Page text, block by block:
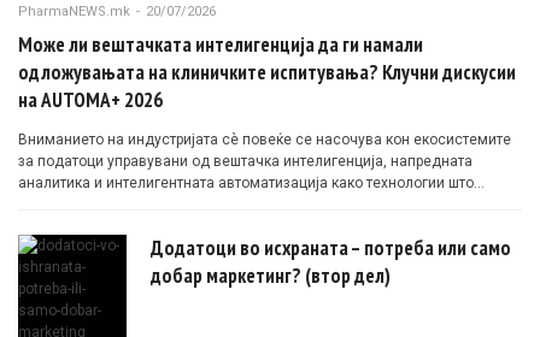
PharmaNEWS.mk - 20/07/2026
Може ли вештачката интелигенција да ги намали
одложувањата на клиничките испитувања? Клучни дискусии
на AUTOMA+ 2026
Вниманието на индустријата сè повеќе се насочува кон екосистемите
за податоци управувани од вештачка интелигенција, напредната
аналитика и интелигентната автоматизација како технологии што
Додатоци во исхраната – потреба или само
добар маркетинг? (втор дел)